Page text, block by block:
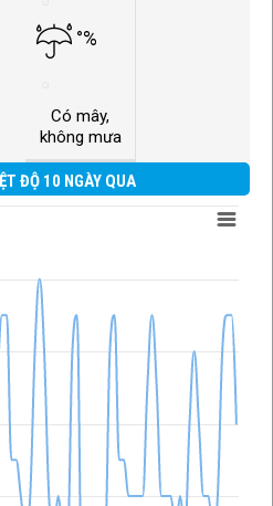
°%
Có mây,
không mưa
ĐỘ 10 NGÀY QUA